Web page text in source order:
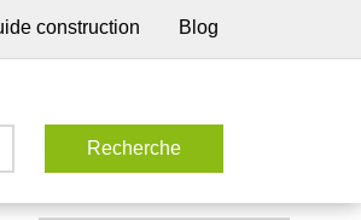
construction Blog